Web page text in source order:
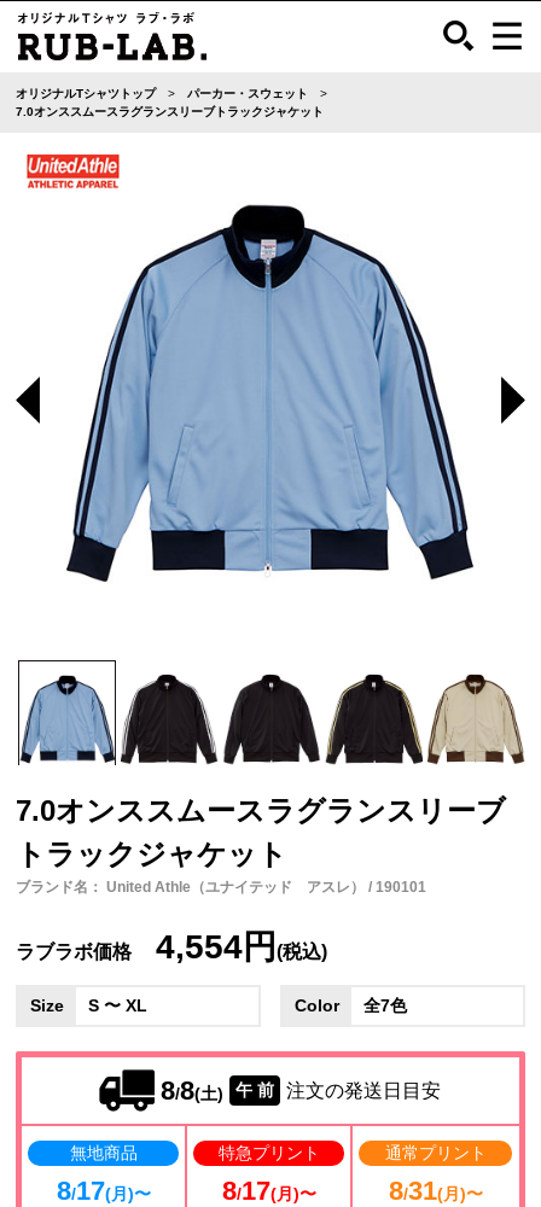
オリジナルTシャツトップ
パーカー・スウェット
7.0オンススムースラグランスリーブトラックジャケット
7.0オンススムースラグランスリーブ
トラックジャケット
ブランド名： United Athle（ユナイテッド アスレ） / 190101
ラブラボ価格 4,554円(税込)
Size S 〜 XL Color 全7色
8/8(土) 午 前 注文の発送日目安
無地商品
8/17(月)〜
特急プリント
8/17(月)〜
通常プリント
8/31(月)〜